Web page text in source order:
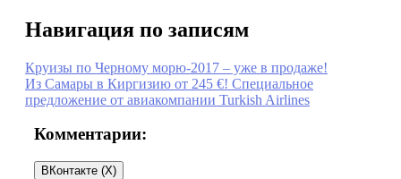
Навигация по записям
Круизы по Черному морю-2017 – уже в продаже!
Из Самары в Киргизию от 245 €! Специальное
предложение от авиакомпании Turkish Airlines
Комментарии:
ВКонтакте (X)